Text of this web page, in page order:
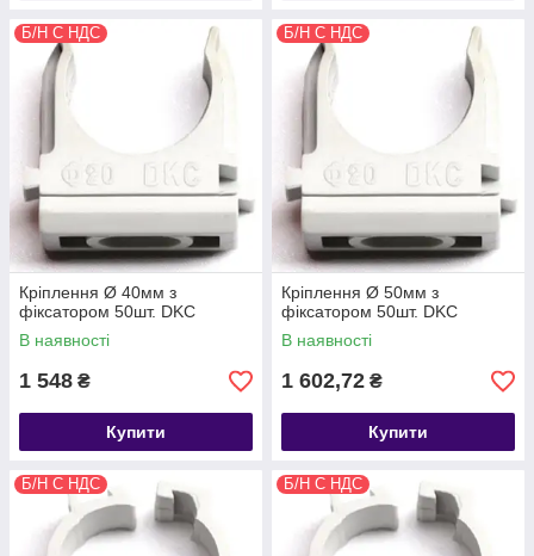
Б/Н С НДС
Кріплення Ø 40мм з
фіксатором 50шт. DKC
В наявності
1 548 ₴
Купити
Б/Н С НДС
Кріплення Ø 50мм з
фіксатором 50шт. DKC
В наявності
1 602,72 ₴
Купити
Б/Н С НДС Б/Н С НДС